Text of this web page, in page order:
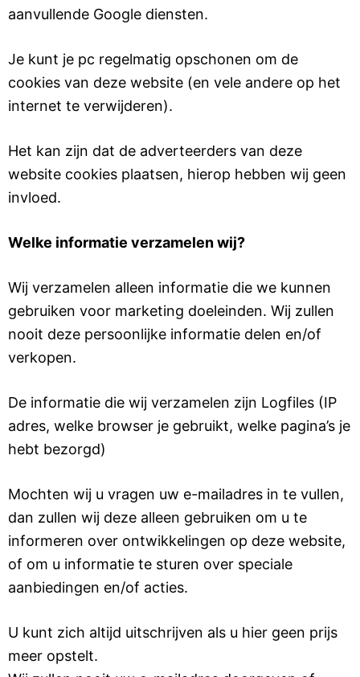
aanvullende Google diensten.
Je kunt je pc regelmatig opschonen om de
cookies van deze website (en vele andere op het
internet te verwijderen).
Het kan zijn dat de adverteerders van deze
website cookies plaatsen, hierop hebben wij geen
invloed.
Welke informatie verzamelen wij?
Wij verzamelen alleen informatie die we kunnen
gebruiken voor marketing doeleinden. Wij zullen
nooit deze persoonlijke informatie delen en/of
verkopen.
De informatie die wij verzamelen zijn Logfiles (IP
adres, welke browser je gebruikt, welke pagina’s je
hebt bezorgd)
Mochten wij u vragen uw e-mailadres in te vullen,
dan zullen wij deze alleen gebruiken om u te
informeren over ontwikkelingen op deze website,
of om u informatie te sturen over speciale
aanbiedingen en/of acties.
U kunt zich altijd uitschrijven als u hier geen prijs
meer opstelt.